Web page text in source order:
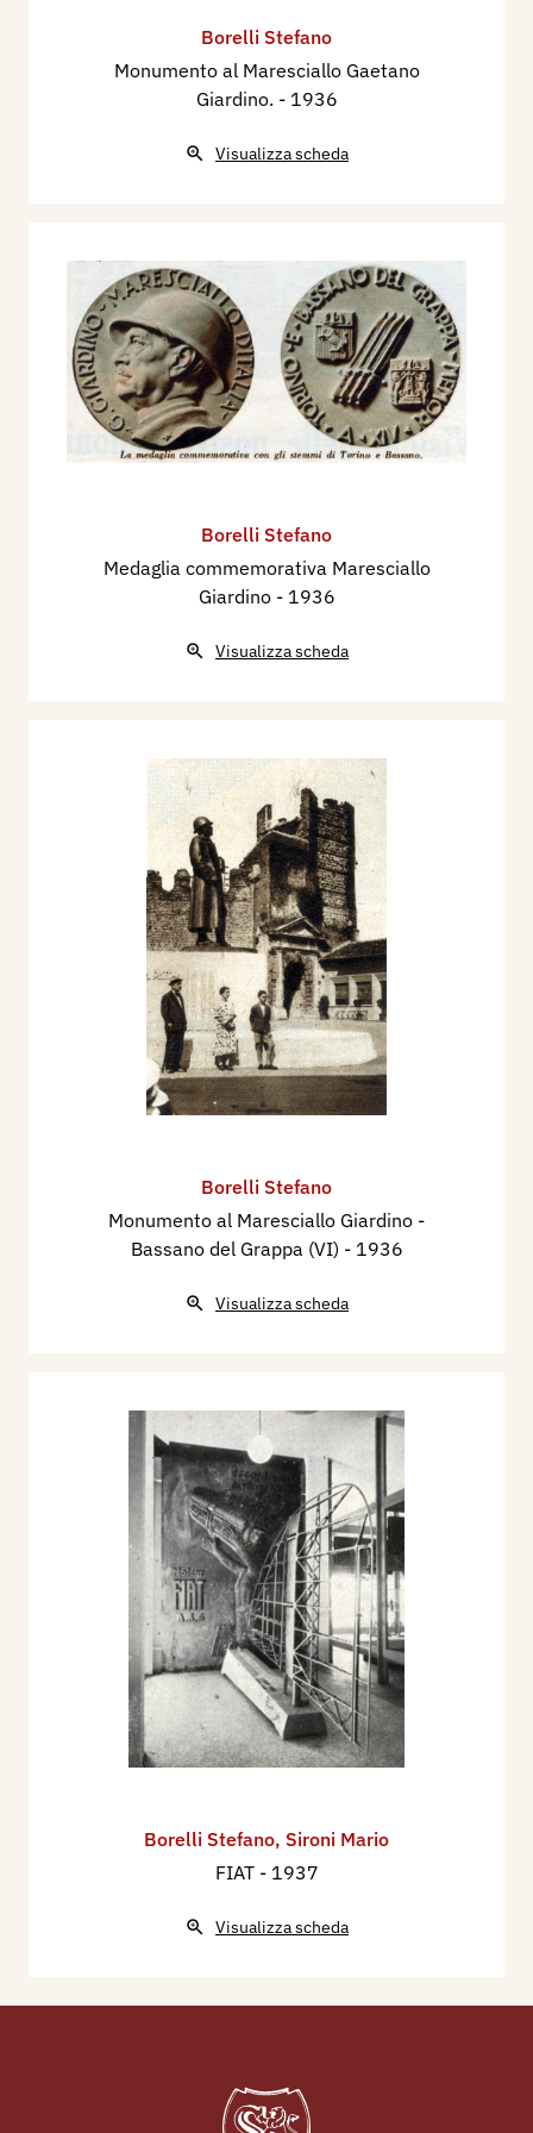
novecento, volume I, A-L, Adarte, p. 102
Borelli Stefano
Monumento al Maresciallo Gaetano
Giardino. - 1936
Visualizza scheda
Borelli Stefano
Medaglia commemorativa Maresciallo
Giardino - 1936
Visualizza scheda
Borelli Stefano
Monumento al Maresciallo Giardino -
Bassano del Grappa (VI) - 1936
Visualizza scheda
Borelli Stefano, Sironi Mario
FIAT - 1937
Visualizza scheda